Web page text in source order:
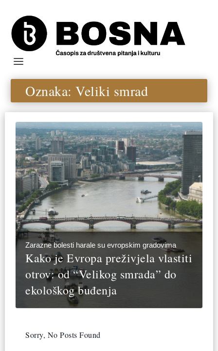
Oznaka:Veliki smrad
Zarazne bolesti harale su evropskim gradovima
Kako je Evropa preživjela vlastiti
otrov: od “Velikog smrada” do
ekološkog buđenja
Sorry, No Posts Found